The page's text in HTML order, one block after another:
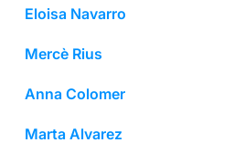
Eloisa Navarro
Mercè Rius
Anna Colomer
Marta Alvarez